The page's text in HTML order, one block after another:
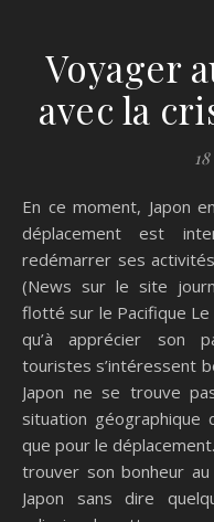
Voyager
avec la
En ce moment, Japon entre en troisième confinement, le
déplacement est
redémarrer ses
(News sur le site
flotté sur le Pacifique Le
qu’à apprécier son
touristes s’intéressent
Japon ne se trouve
situation géographique
que pour le
trouver son bonheur
Japon sans dire